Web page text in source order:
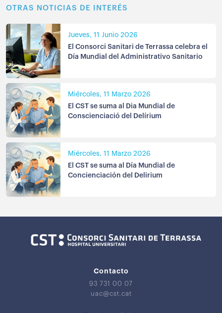
OTRAS NOTICIAS DE INTERÉS
Jueves, 11 Junio 2026
El Consorci Sanitari de Terrassa celebra el
Día Mundial del Administrativo Sanitario
Miércoles, 11 Marzo 2026
El CST se suma al Dia Mundial de
Conscienciació del Delírium
Miércoles, 11 Marzo 2026
El CST se suma al Día Mundial de
Concienciación del Delirium
Contacto
93 731 00 07
uac@cst.cat